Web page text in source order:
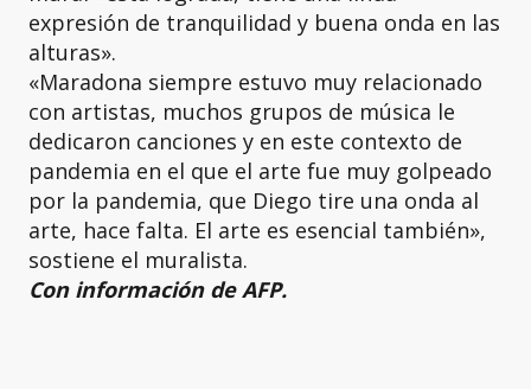
expresión de tranquilidad y buena onda en las
alturas».
«Maradona siempre estuvo muy relacionado
con artistas, muchos grupos de música le
dedicaron canciones y en este contexto de
pandemia en el que el arte fue muy golpeado
por la pandemia, que Diego tire una onda al
arte, hace falta. El arte es esencial también»,
sostiene el muralista.
Con información de AFP.